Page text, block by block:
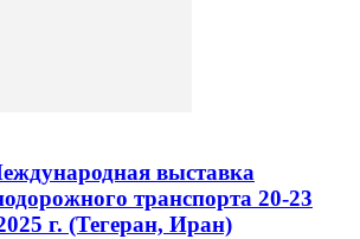
выставка
транспорта 20-23
г. (Тегеран, Иран)